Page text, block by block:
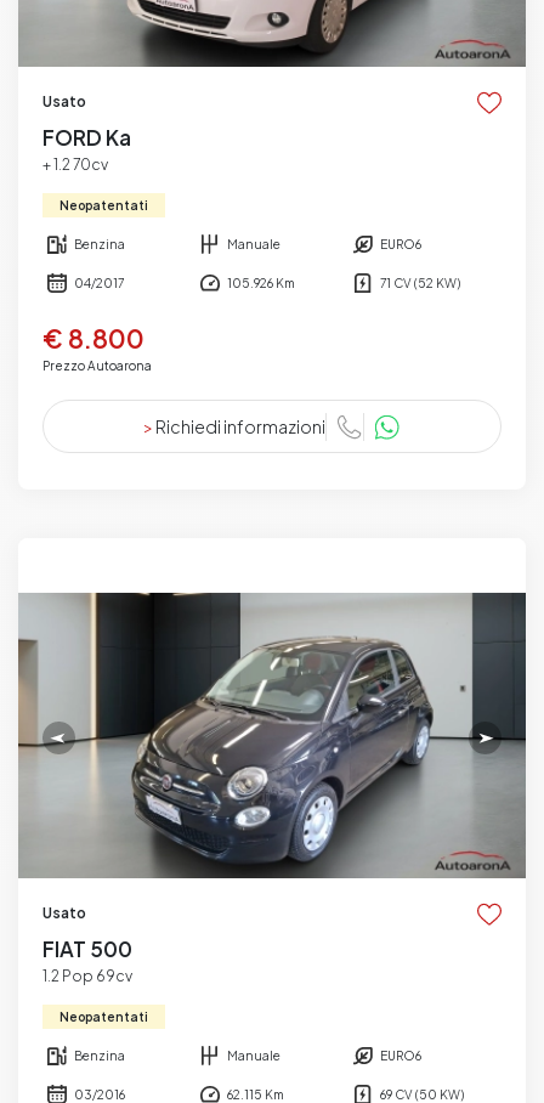
Usato
FORD Ka
+ 1.2 70cv
Neopatentati
Benzina Manuale EURO6
04/2017 105.926 Km 71 CV (52 KW)
€ 8.800
Prezzo Autoarona
> Richiedi informazioni
Usato
FIAT 500
1.2 Pop 69cv
Neopatentati
Benzina Manuale EURO6
03/2016 62.115 Km 69 CV (50 KW)